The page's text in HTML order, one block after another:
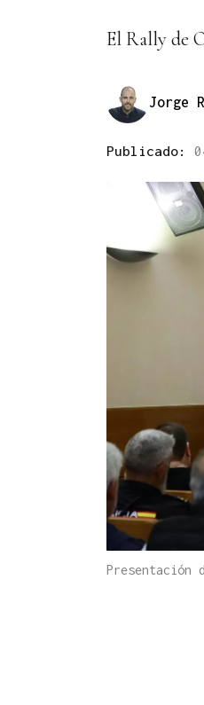
El Rally de
Jorge
Publicado:
Presentación